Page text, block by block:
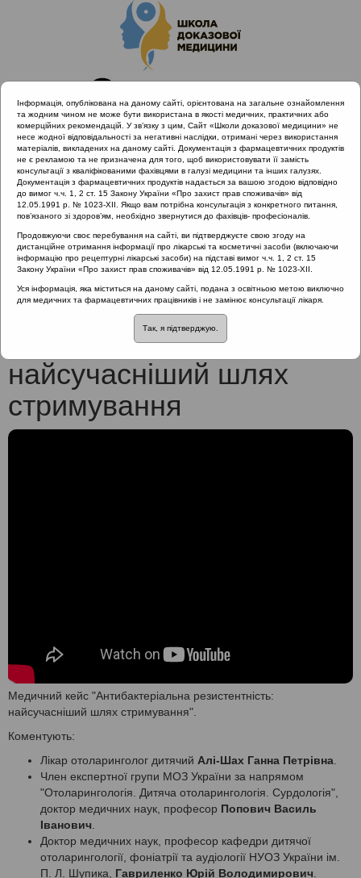
Головна
Проведені заходи
SHDM.SCHOOL | Запальні і незапальні захворювання ЛОР-
органів
Антибактеріальна резистентність: найсучасніший шлях
стримування
Антибактеріальна
резистентність:
найсучасніший шлях
стримування
Медичний кейс "Антибактеріальна резистентність:
найсучасніший шлях стримування".
Коментують:
Лікар отоларинголог дитячий Алі-Шах Ганна Петрівна
Член експертної групи МОЗ України за напрямом
"Отоларингологія. Дитяча отоларингологія. Сурдологія",
доктор медичних наук, професор Попович Василь
Іванович
Доктор медичних наук, професор кафедри дитячої
отоларингології, фоніатрії та аудіології НУОЗ України ім.
П. Л. Шупика, Гавриленко Юрій Володимирович
Інформація, опублікована на даному сайті, орієнтована на загальне ознайомлення
та жодним чином не може бути використана в якості медичних, практичних або
комерційних рекомендацій. У зв’язку з цим, Сайт «Школи доказової медицини» не
несе жодної відповідальності за негативні наслідки, отримані через використання
матеріалів, викладених на даному сайті. Документація з фармацевтичних продуктів
не є рекламою та не призначена для того, щоб використовувати її замість
консультації з кваліфікованими фахівцями в галузі медицини та інших галузях.
Документація з фармацевтичних продуктів надається за вашою згодою відповідно
до вимог ч.ч. 1, 2 ст. 15 Закону України «Про захист прав споживачів» від
12.05.1991 р. № 1023-XII. Якщо вам потрібна консультація з конкретного питання,
пов’язаного зі здоров’ям, необхідно звернутися до фахівців- професіоналів.
Продовжуючи своє перебування на сайті, ви підтверджуєте свою згоду на
дистанційне отримання інформації про лікарські та косметичні засоби (включаючи
інформацію про рецептурні лікарські засоби) на підставі вимог ч.ч. 1, 2 ст. 15
Закону України «Про захист прав споживачів» від 12.05.1991 р. № 1023-XII.
Уся інформація, яка міститься на даному сайті, подана з освітньою метою виключно
для медичних та фармацевтичних працівників і не замінює консультації лікаря.
Так, я підтверджую.